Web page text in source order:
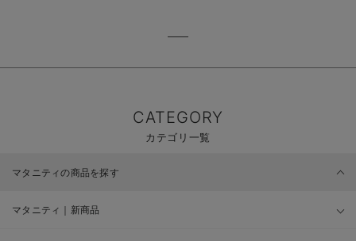
CATEGORY
カテゴリ一覧
マタニティの商品を探す
マタニティ｜新商品